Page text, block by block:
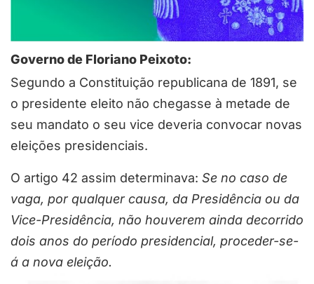
Governo de Floriano Peixoto:
Segundo a Constituição republicana de 1891, se
o presidente eleito não chegasse à metade de
seu mandato o seu vice deveria convocar novas
eleições presidenciais.
O artigo 42 assim determinava: Se no caso de
vaga, por qualquer causa, da Presidência ou da
Vice-Presidência, não houverem ainda decorrido
dois anos do período presidencial, proceder-se-
á a nova eleição.